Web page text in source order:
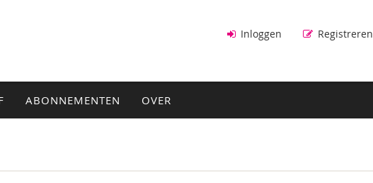
Inloggen Registreren
ABONNEMENTEN OVER